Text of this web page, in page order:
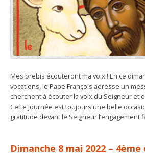
Mes brebis écouteront ma voix ! En ce
vocations, le Pape François adresse un
cherchent à écouter la voix du Seigneur et
Cette Journée est toujours une belle
gratitude devant le Seigneur
Dimanche 8 mai 2022 – 4ème